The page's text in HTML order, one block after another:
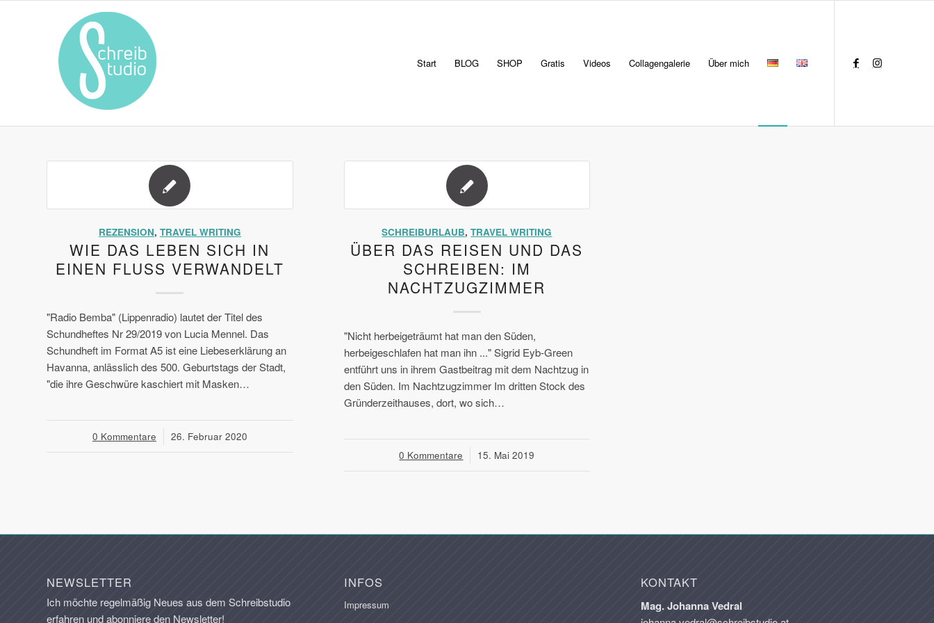
Start BLOG SHOP Gratis Videos Collagengalerie Über mich
REZENSION, TRAVEL WRITING
WIE DAS LEBEN SICH IN
EINEN FLUSS VERWANDELT
"Radio Bemba" (Lippenradio) lautet der Titel des
Schundheftes Nr 29/2019 von Lucia Mennel. Das
Schundheft im Format A5 ist eine Liebeserklärung an
Havanna, anlässlich des 500. Geburtstags der Stadt,
"die ihre Geschwüre kaschiert mit Masken…
0 Kommentare
/ 26. Februar 2020
SCHREIBURLAUB,TRAVEL WRITING
ÜBER DAS REISEN UND DAS
SCHREIBEN: IM
NACHTZUGZIMMER
"Nicht herbeigeträumt hat man den Süden,
herbeigeschlafen hat man ihn ..." Sigrid Eyb-Green
entführt uns in ihrem Gastbeitrag mit dem Nachtzug in
den Süden. Im Nachtzugzimmer Im dritten Stock des
Gründerzeithauses, dort, wo sich…
0 Kommentare
/ 15. Mai 2019
NEWSLETTER
Ich möchte regelmäßig Neues aus dem Schreibstudio
erfahren undabonniere den Newsletter!
INFOS
Impressum
KONTAKT
Mag. Johanna Vedral